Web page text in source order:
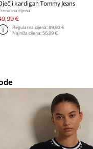
kardigan Tommy Jeans
cijena:
€
Regularna cijena:89,90 €
Najniža cijena:56,99 €